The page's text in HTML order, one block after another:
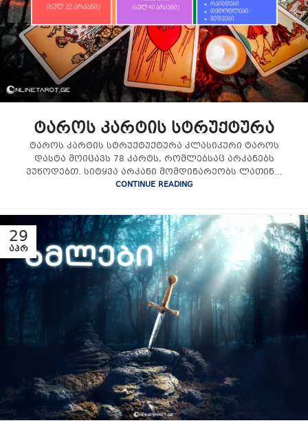
ტაროს კარტის სტრუქტურა
ტაროს კარტის სტრუქტუქტურა კლასიკური ტაროს
დასტა მოიცავს 78 კარტს, რომლებსაც არკანებს
ვუწოდებთ. სიტყვა არკანი მომდინარეობს ლათინ...
CONTINUE READING
29
ᲐᲞᲠ